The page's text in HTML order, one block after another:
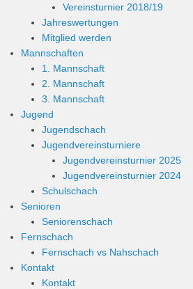
Vereinsturnier 2018/19
Jahreswertungen
Mitglied werden
Mannschaften
1. Mannschaft
2. Mannschaft
3. Mannschaft
Jugend
Jugendschach
Jugendvereinsturniere
Jugendvereinsturnier 2025
Jugendvereinsturnier 2024
Schulschach
Senioren
Seniorenschach
Fernschach
Fernschach vs Nahschach
Kontakt
Kontakt